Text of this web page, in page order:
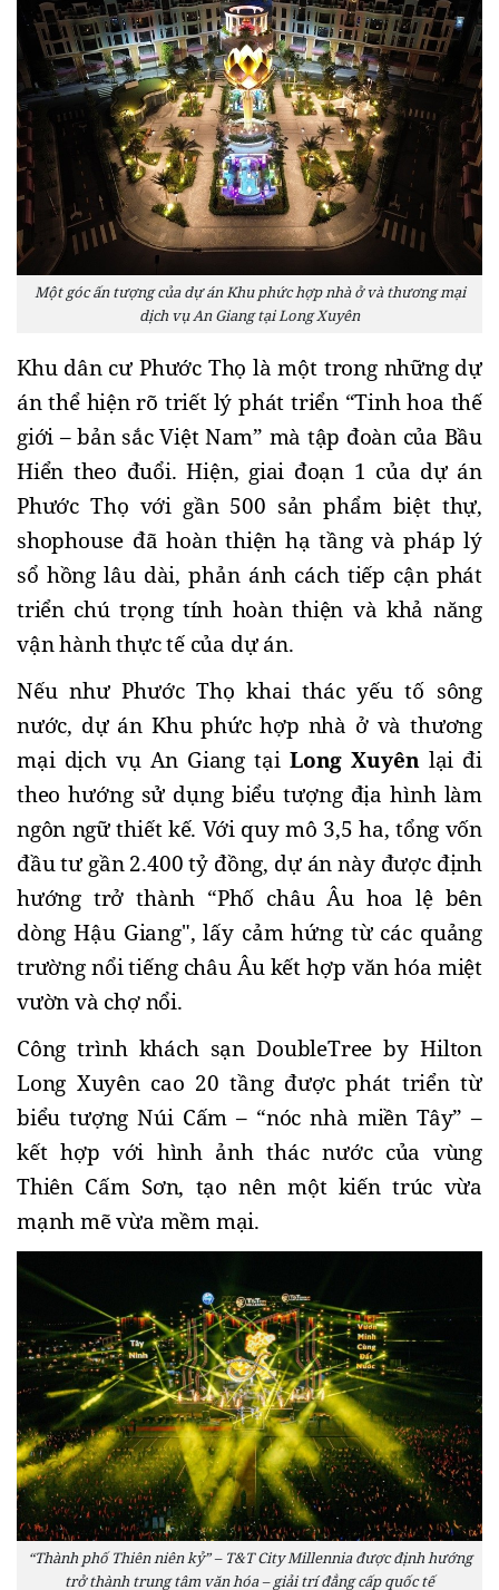
Một góc ấn tượng của dự án Khu phức hợp nhà ở và thương mại
dịch vụ An Giang tại Long Xuyên
Khu dân cư Phước Thọ là một trong những dự
án thể hiện rõ triết lý phát triển “Tinh hoa thế
giới – bản sắc Việt Nam” mà tập đoàn của Bầu
Hiển theo đuổi. Hiện, giai đoạn 1 của dự án
Phước Thọ với gần 500 sản phẩm biệt thự,
shophouse đã hoàn thiện hạ tầng và pháp lý
sổ hồng lâu dài, phản ánh cách tiếp cận phát
triển chú trọng tính hoàn thiện và khả năng
vận hành thực tế của dự án.
Nếu như Phước Thọ khai thác yếu tố sông
nước, dự án Khu phức hợp nhà ở và thương
mại dịch vụ An Giang tại Long Xuyên lại đi
theo hướng sử dụng biểu tượng địa hình làm
ngôn ngữ thiết kế. Với quy mô 3,5 ha, tổng vốn
đầu tư gần 2.400 tỷ đồng, dự án này được định
hướng trở thành “Phố châu Âu hoa lệ bên
dòng Hậu Giang", lấy cảm hứng từ các quảng
trường nổi tiếng châu Âu kết hợp văn hóa miệt
vườn và chợ nổi.
Công trình khách sạn DoubleTree by Hilton
Long Xuyên cao 20 tầng được phát triển từ
biểu tượng Núi Cấm – “nóc nhà miền Tây” –
kết hợp với hình ảnh thác nước của vùng
Thiên Cấm Sơn, tạo nên một kiến trúc vừa
mạnh mẽ vừa mềm mại.
“Thành phố Thiên niên kỷ” – T&T City Millennia được định hướng
trở thành trung tâm văn hóa – giải trí đẳng cấp quốc tế